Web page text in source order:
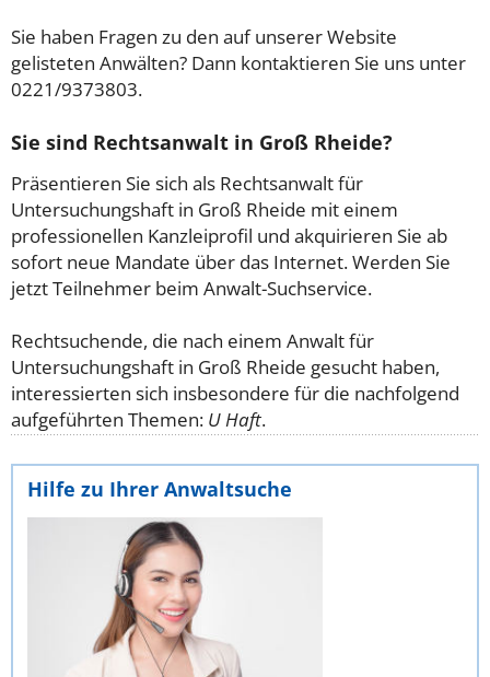
Sie haben Fragen zu den auf unserer Website
gelisteten Anwälten? Dann kontaktieren Sie uns unter
0221/9373803.
Sie sind Rechtsanwalt in Groß Rheide?
Präsentieren Sie sich als Rechtsanwalt für
Untersuchungshaft in Groß Rheide mit einem
professionellen Kanzleiprofil und akquirieren Sie ab
sofort neue Mandate über das Internet. Werden Sie
jetzt Teilnehmer beim Anwalt-Suchservice.
Rechtsuchende, die nach einem Anwalt für
Untersuchungshaft in Groß Rheide gesucht haben,
interessierten sich insbesondere für die nachfolgend
aufgeführten Themen: U Haft.
Hilfe zu Ihrer Anwaltsuche